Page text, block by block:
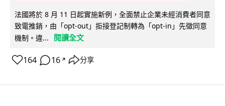
法國將於 8 月 11 日起實施新例，全面禁止企業未經消費者同意
致電推銷，由「opt-out」拒接登記制轉為「opt-in」先徵同意
機制。違...
閱讀全文
164 16 ↗ 分享